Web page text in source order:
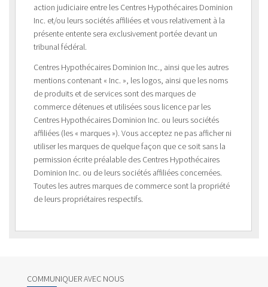
action judiciaire entre les Centres Hypothécaires Dominion
Inc. et/ou leurs sociétés affiliées et vous relativement à la
présente entente sera exclusivement portée devant un
tribunal fédéral.
Centres Hypothécaires Dominion Inc., ainsi que les autres
mentions contenant « Inc. », les logos, ainsi que les noms
de produits et de services sont des marques de
commerce détenues et utilisées sous licence par les
Centres Hypothécaires Dominion Inc. ou leurs sociétés
affiliées (les « marques »). Vous acceptez ne pas afficher ni
utiliser les marques de quelque façon que ce soit sans la
permission écrite préalable des Centres Hypothécaires
Dominion Inc. ou de leurs sociétés affiliées concernées.
Toutes les autres marques de commerce sont la propriété
de leurs propriétaires respectifs.
COMMUNIQUER AVEC NOUS